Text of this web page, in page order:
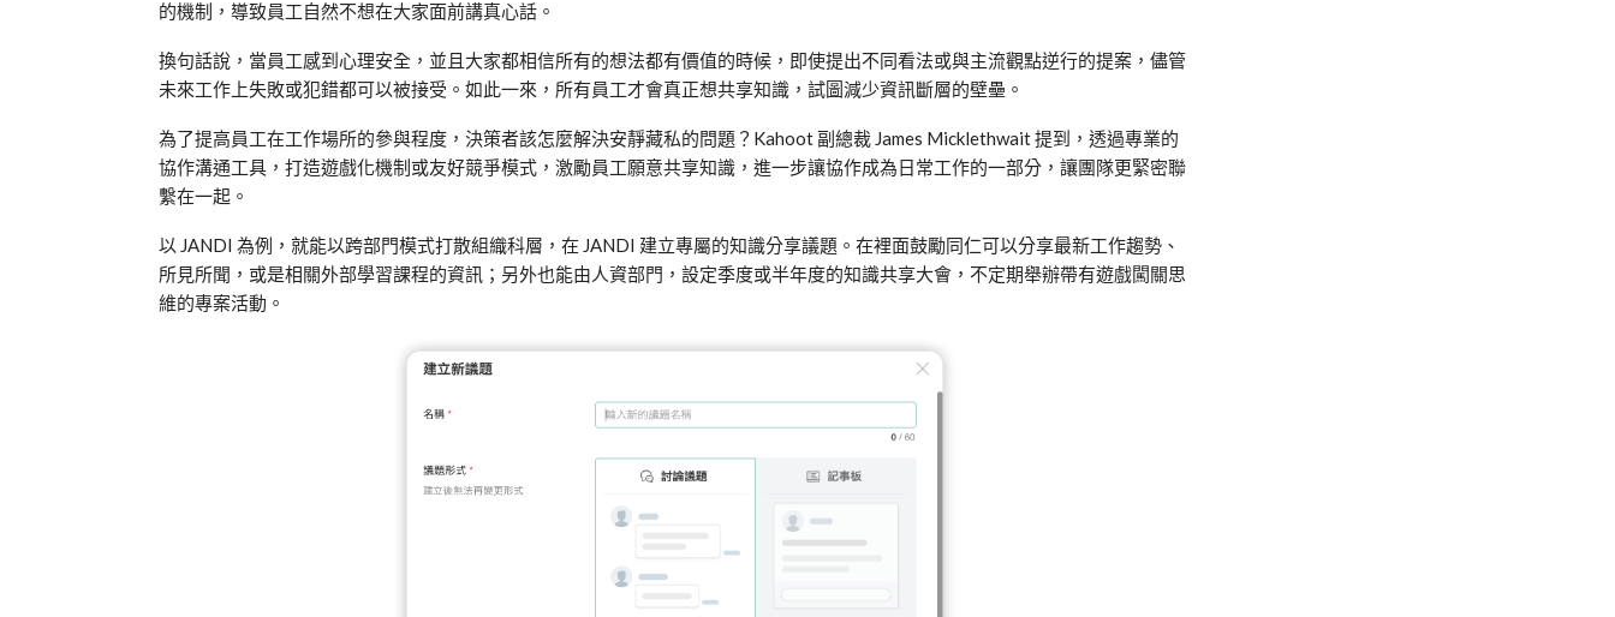
的機制，導致員工自然不想在大家面前講真心話。
換句話說，當員工感到心理安全，並且大家都相信所有的想法都有價值的時候，即使提出不同看法或與主流觀點逆行的提案，儘管
未來工作上失敗或犯錯都可以被接受。如此一來，所有員工才會真正想共享知識，試圖減少資訊斷層的壁壘。
為了提高員工在工作場所的參與程度，決策者該怎麼解決安靜藏私的問題？ Kahoot副總裁 James Micklethwait提到，透過專業的
協作溝通工具，打造遊戲化機制或友好競爭模式，激勵員工願意共享知識，進一步讓協作成為日常工作的一部分，讓團隊更緊密聯
繫在一起。
以 JANDI 為例，就能以跨部門模式打散組織科層，在 JANDI 建立專屬的知識分享議題。在裡面鼓勵同仁可以分享最新工作趨勢、
所見所聞，或是相關外部學習課程的資訊；另外也能由人資部門，設定季度或半年度的知識共享大會，不定期舉辦帶有遊戲闖關思
維的專案活動。